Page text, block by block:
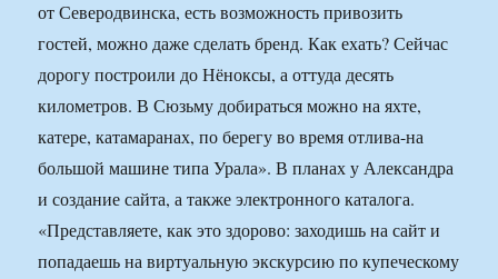
от Северодвинска, есть возможность привозить
гостей, можно даже сделать бренд. Как ехать? Сейчас
дорогу построили до Нёноксы, а оттуда десять
километров. В Сюзьму добираться можно на яхте,
катере, катамаранах, по берегу во время отлива-на
большой машине типа Урала». В планах у Александра
и создание сайта, а также электронного каталога.
«Представляете, как это здорово: заходишь на сайт и
попадаешь на виртуальную экскурсию по купеческому